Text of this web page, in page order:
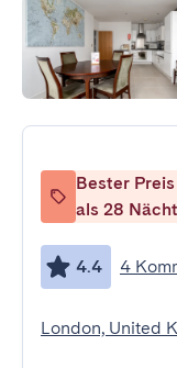
Bester
als 28
4.4 4
London, United